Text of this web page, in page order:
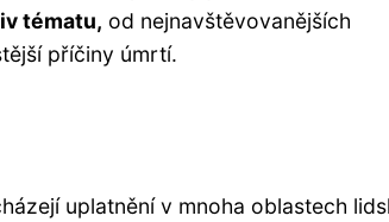
tématu, od nejnavštěvovanějších
příčiny úmrtí.
uplatnění v mnoha oblastech